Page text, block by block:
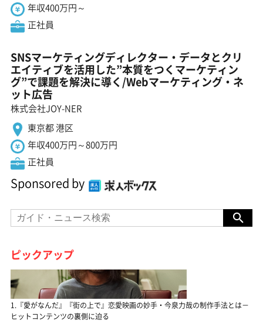
年収400万円～
正社員
SNSマーケティングディレクター・データとクリ
エイティブを活用した”本質をつくマーケティン
グ”で課題を解決に導く/Webマーケティング・ネ
ット広告
株式会社JOY-NER
東京都 港区
年収400万円～800万円
正社員
Sponsored by
ピックアップ
1.『愛がなんだ』『街の上で』恋愛映画の妙手・今泉力哉の制作手法とは－
ヒットコンテンツの裏側に迫る